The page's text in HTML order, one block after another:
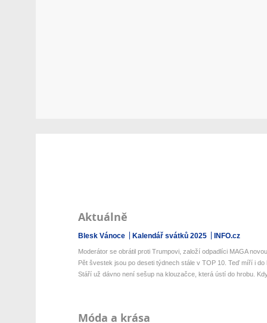
Aktuálně
Blesk Vánoce Kalendář svátků 2025 INFO.cz
Moderátor se obrátil proti Trumpovi, založí odpadlíci MAGA
Pět švestek jsou po deseti týdnech stále v TOP 10. Teď míří i do
Stáří už dávno není sešup na klouzačce, která ústí do hrobu.
Móda a krása